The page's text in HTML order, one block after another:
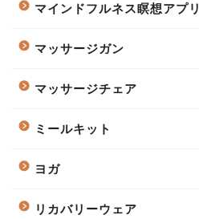
マインドフルネス瞑想アプリ
マッサージガン
マッサージチェア
ミールキット
ヨガ
リカバリーウェア